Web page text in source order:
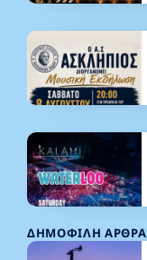
ΔΗΜΟΦΙΛΉ ΆΡΘΡΑ